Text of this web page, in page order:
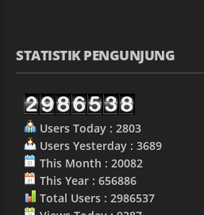
STATISTIK PENGUNJUNG
Users Today : 2803
Users Yesterday : 3689
This Month : 20082
This Year : 656886
Total Users : 2986537